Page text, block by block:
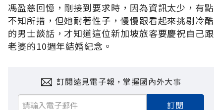
馮盈慈回憶，剛接到要求時，因為資訊太少，有點
不知所措，但她耐著性子，慢慢跟看起來挑剔冷酷
的男士談話，才知道這位新加坡旅客要慶祝自己跟
老婆的10週年結婚紀念。
訂閱遠見電子報，掌握國內外大事
訂閱